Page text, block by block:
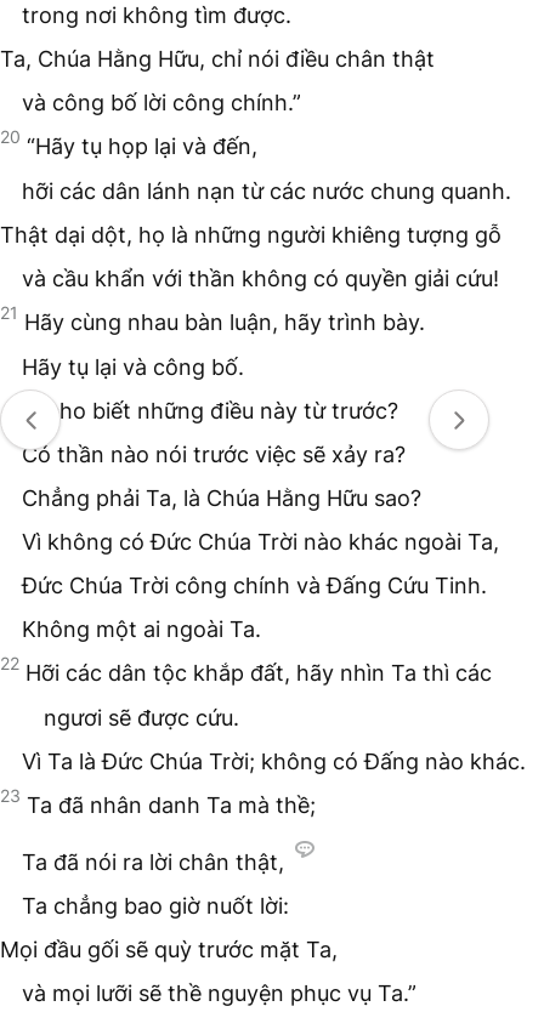
trong nơi không tìm được.
Ta, Chúa Hằng Hữu, chỉ nói điều chân thật
và công bố lời công chính.”
20 “Hãy tụ họp lại và đến,
hỡi các dân lánh nạn từ các nước chung quanh.
Thật dại dột, họ là những người khiêng tượng gỗ
và cầu khẩn với thần không có quyền giải cứu!
21 Hãy cùng nhau bàn luận, hãy trình bày.
Hãy tụ lại và công bố.
Ai cho biết những điều này từ trước?
Có thần nào nói trước việc sẽ xảy ra?
Chẳng phải Ta, là Chúa Hằng Hữu sao?
Vì không có Đức Chúa Trời nào khác ngoài Ta,
Đức Chúa Trời công chính và Đấng Cứu Tinh.
Không một ai ngoài Ta.
22 Hỡi các dân tộc khắp đất, hãy nhìn Ta thì các
ngươi sẽ được cứu.
Vì Ta là Đức Chúa Trời; không có Đấng nào khác.
23 Ta đã nhân danh Ta mà thề;
Ta đã nói ra lời chân thật,
Ta chẳng bao giờ nuốt lời:
Mọi đầu gối sẽ quỳ trước mặt Ta,
và mọi lưỡi sẽ thề nguyện phục vụ Ta.”